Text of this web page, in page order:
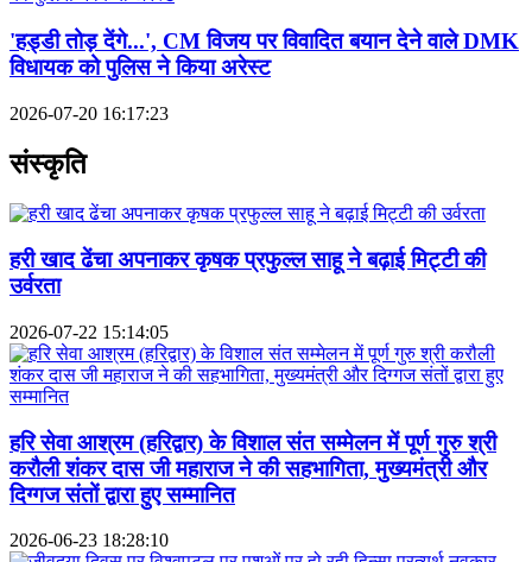
'हड्डी तोड़ देंगे...', CM विजय पर विवादित बयान देने वाले DMK
विधायक को पुलिस ने किया अरेस्ट
2026-07-20 16:17:23
संस्कृति
हरी खाद ढेंचा अपनाकर कृषक प्रफुल्ल साहू ने बढ़ाई मिट्टी की
उर्वरता
2026-07-22 15:14:05
हरि सेवा आश्रम (हरिद्वार) के विशाल संत सम्मेलन में पूर्ण गुरु श्री
करौली शंकर दास जी महाराज ने की सहभागिता, मुख्यमंत्री और
दिग्गज संतों द्वारा हुए सम्मानित
2026-06-23 18:28:10